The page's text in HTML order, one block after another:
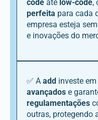
code até low-code,
perfeita para cada
empresa esteja
e inovações do
✅ A add investe em
avançados e
regulamentações
outras, protegendo